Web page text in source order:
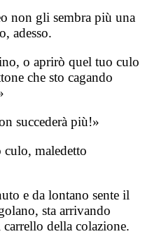
non gli sembra più una
adesso.
o aprirò quel tuo culo
che sto cagando
succederà più!»
culo, maledetto
e da lontano sente il
sta arrivando
della colazione.